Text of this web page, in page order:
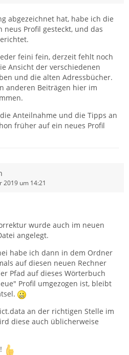
abgezeichnet hat, habe ich die
Profil gesteckt, und das
feini fein, derzeit fehlt noch
Ansicht der verschiedenen
und die alten Adressbücher.
anderen Beiträgen hier im
Anteilnahme und die Tipps an
früher auf ein neues Profil
2019 um 14:21
wurde auch im neuen
angelegt.
habe ich dann in dem Ordner
auf diesen neuen Rechner
Pfad auf dieses Wörterbuch
Profil umgezogen ist, bleibt
an der richtigen Stelle im
diese auch üblicherweise